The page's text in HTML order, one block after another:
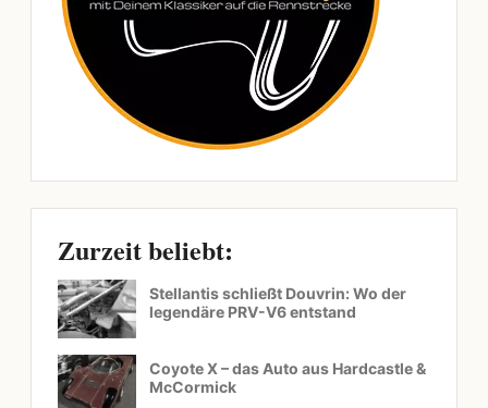
Zurzeit beliebt:
Stellantis schließt Douvrin: Wo der
legendäre PRV-V6 entstand
Coyote X – das Auto aus Hardcastle &
McCormick